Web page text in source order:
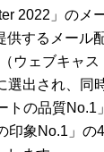
2022」のメ
供するメール
ウェブキャ
選出され、同
トの品質No.1
印象No.1」の